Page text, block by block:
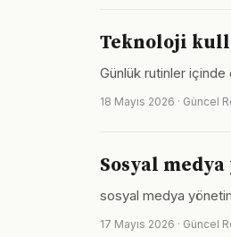
Teknoloji
Günlük rutinler
18 Mayıs 2026 · Güncel
Sosyal
sosyal medya
17 Mayıs 2026 · Güncel